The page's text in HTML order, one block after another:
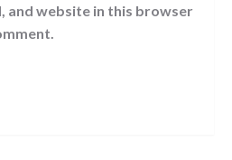
and website in this browser